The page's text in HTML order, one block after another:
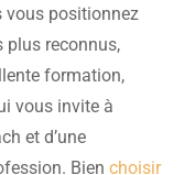
vous positionnez
plus reconnus,
formation,
vous invite à
et d’une
Bienchoisir